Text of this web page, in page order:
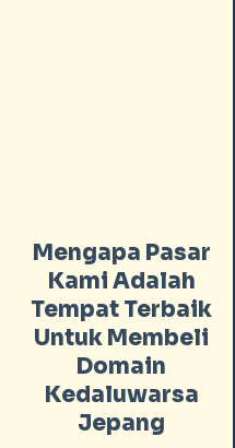
Mengapa Pasar
Kami Adalah
Tempat Terbaik
Untuk Membeli
Domain
Kedaluwarsa
Jepang